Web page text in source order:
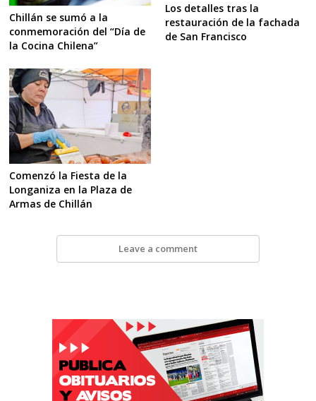
Chillán se sumó a la
conmemoración del “Día de
la Cocina Chilena”
Los detalles tras la
restauración de la fachada
de San Francisco
Comenzó la Fiesta de la
Longaniza en la Plaza de
Armas de Chillán
Leave a comment